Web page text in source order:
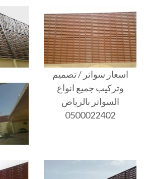
اسعار سواتر / تصميم
وتركيب جميع انواع
السواتر بالرياض
0500022402